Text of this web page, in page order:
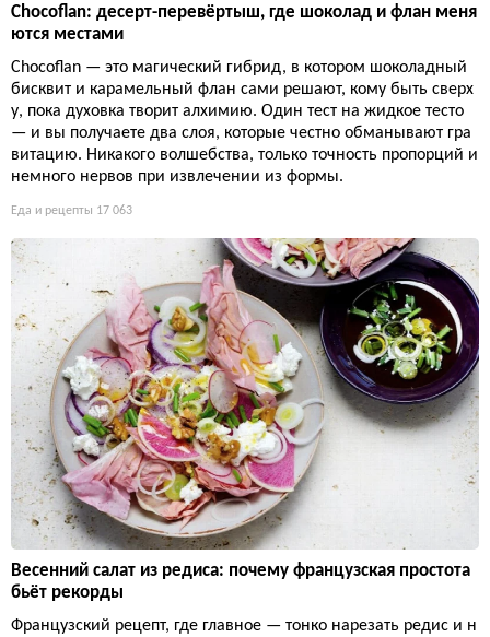
Chocoflan: десерт-перевёртыш, где шоколад и флан меня
ются местами
Chocoflan — это магический гибрид, в котором шоколадный
бисквит и карамельный флан сами решают, кому быть сверх
у, пока духовка творит алхимию. Один тест на жидкое тесто
— и вы получаете два слоя, которые честно обманывают гра
витацию. Никакого волшебства, только точность пропорций и
немного нервов при извлечении из формы.
Еда и рецепты 17 063
Весенний салат из редиса: почему французская простота
бьёт рекорды
Французский рецепт, где главное — тонко нарезать редис и н